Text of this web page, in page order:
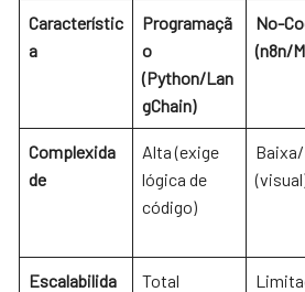
Característic
a
Programaçã
o
(Python/Lan
gChain)
No-
(n8n/
Complexida
de
Alta (exige
lógica de
código)
Escalabilida
Total